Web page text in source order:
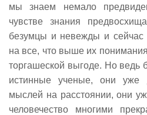
мы знаем немало
чувстве знания
безумцы и невежды и
на все, что выше их
торгашеской выгоде. Но
истинные ученые, они
мыслей на расстоянии, они
человечество многими